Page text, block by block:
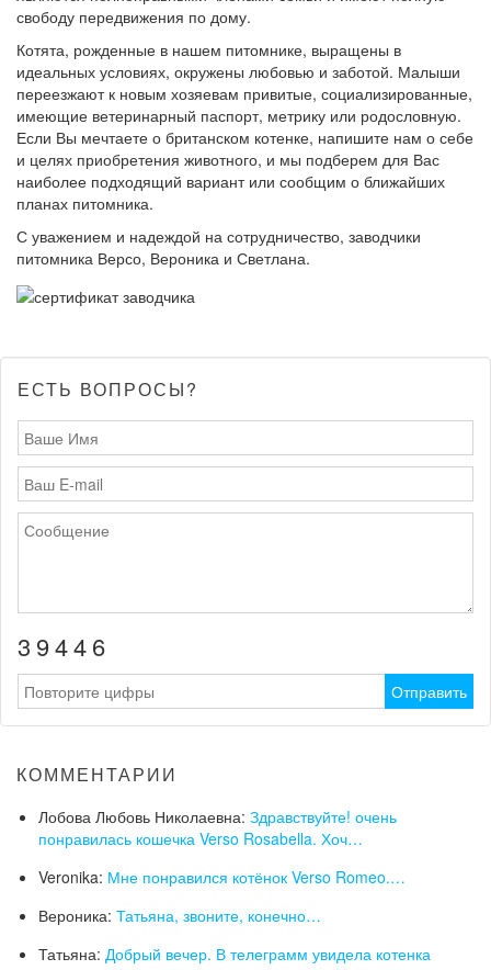
свободу передвижения по дому.
Котята, рожденные в нашем питомнике, выращены в
идеальных условиях, окружены любовью и заботой. Малыши
переезжают к новым хозяевам привитые, социализированные,
имеющие ветеринарный паспорт, метрику или родословную.
Если Вы мечтаете о британском котенке, напишите нам о себе
и целях приобретения животного, и мы подберем для Вас
наиболее подходящий вариант или сообщим о ближайших
планах питомника.
С уважением и надеждой на сотрудничество, заводчики
питомника Версо, Вероника и Светлана.
ЕСТЬ ВОПРОСЫ?
3 9446
КОММЕНТАРИИ
Лобова Любовь Николаевна: Здравствуйте! очень
понравилась кошечка Verso Rosabella. Хоч…
Veronika: Мне понравился котёнок Verso Romeo.…
Вероника: Татьяна, звоните, конечно…
Татьяна: Добрый вечер. В телеграмм увидела котенка